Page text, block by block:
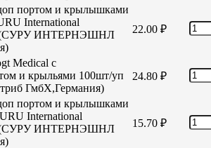
портом и крылышками
International
(СУРУ ИНТЕРНЭШНЛ
22.00 ₽
Medical с
и крыльями 100шт/уп
ГмбХ,Германия)
24.80 ₽
портом и крылышками
International
(СУРУ ИНТЕРНЭШНЛ
15.70 ₽